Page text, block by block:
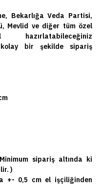
Bekarlığa Veda Partisi,
Mevlid ve diğer tüm özel
hazırlatabileceğiniz
kolay bir şekilde sipariş
sipariş altında ki
)
+- 0,5 cm el işçiliğinden